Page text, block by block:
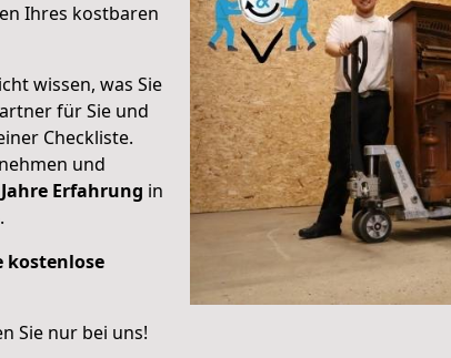
Ihres kostbaren
wissen, was Sie
für Sie und
Checkliste.
und
Erfahrung in
kostenlose
Sie nur bei uns!